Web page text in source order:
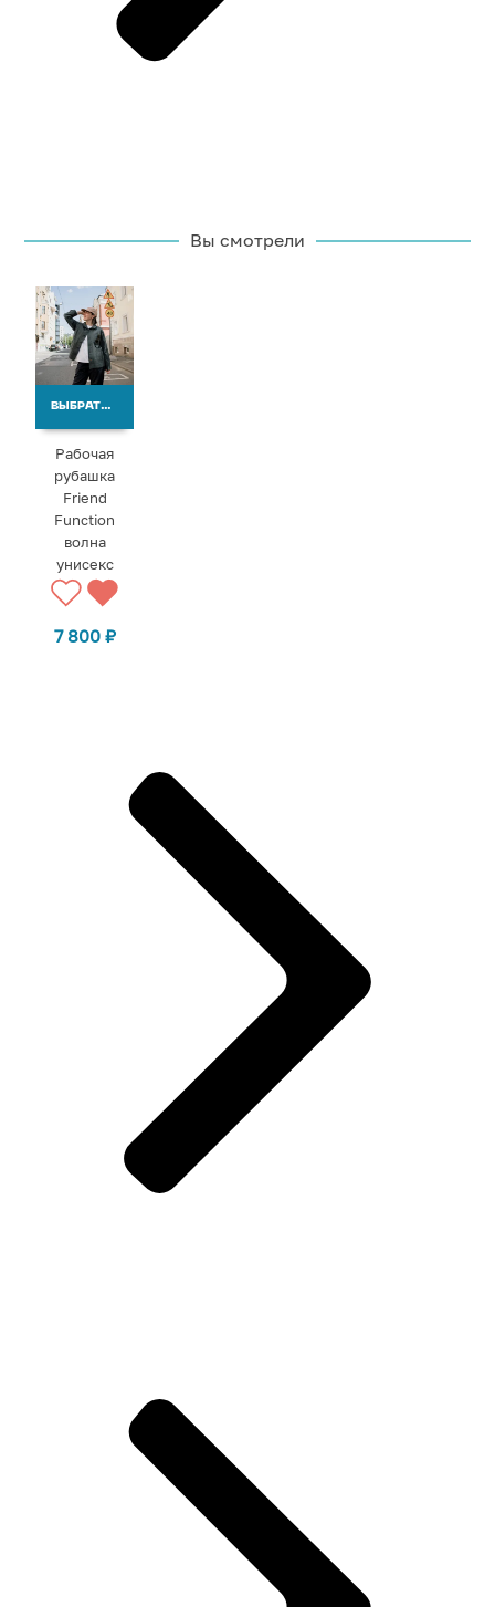
Вы смотрели
ВЫБРАТЬ ВАРИАНТЫ
Рабочая
рубашка
Friend
Function
волна
унисекс
7 800 ₽